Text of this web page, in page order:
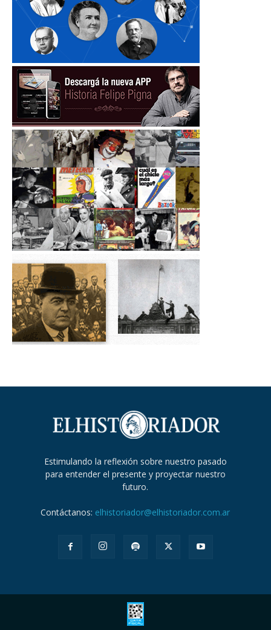
Estimulando la reflexión sobre nuestro pasado
para entender el presente y proyectar nuestro
futuro.
Contáctanos: elhistoriador@elhistoriador.com.ar